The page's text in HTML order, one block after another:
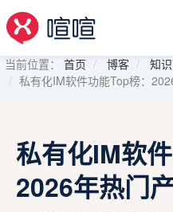
当前位置： 首页 博客
知
私有化IM软件功能Top榜：
私有化IM软
2026年热门